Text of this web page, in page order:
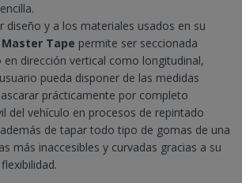
diseño y a los materiales usados en su
Master Tape permite ser seccionada
dirección vertical como longitudinal,
pueda disponer de las medidas
prácticamente por completo
del vehículo en procesos de repintado
de tapar todo tipo de gomas de una
más inaccesibles y curvadas gracias a su